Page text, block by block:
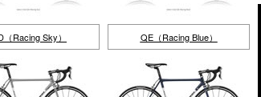
（Racing Sky） QE（Racing Blue）